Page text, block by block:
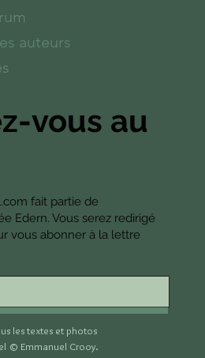
les textes et photos
© Emmanuel Crooy.
vous au
fait partie de
Edern. Vous serez redirigé
vous abonner à la lettre
auteurs